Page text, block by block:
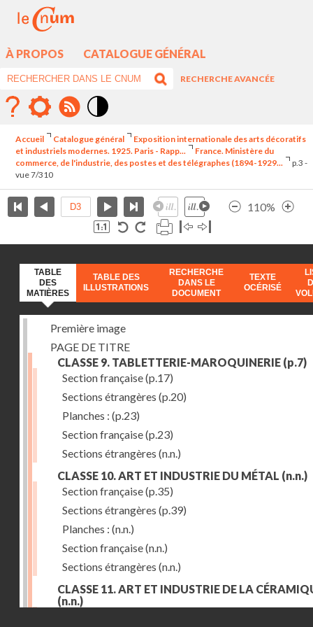
À PROPOS CATALOGUE GÉNÉRAL
RECHERCHE AVANCÉE
élévé
Accueil Catalogue général
Exposition internationale des arts décoratifs
et industriels modernes. 1925. Paris - Rapp...
France. Ministère du
commerce, de l'industrie, des postes et des télégraphes (1894-1929...
p.3 -
vue 7/310
110%
TABLE
DES
MATIÈRES
TABLE DES
ILLUSTRATIONS
RECHERCHE
DANS LE
DOCUMENT
TEXTE
OCÉRISÉ
Première image
PAGE DE TITRE
CLASSE 9. TABLETTERIE-MAROQUINERIE (p.7)
Section française(p.17)
Sections étrangères (p.20)
Planches : (p.23)
Section française(p.23)
Sections étrangères (n.n.)
CLASSE 10. ART ET INDUSTRIE DU MÉTAL (n.n.)
Section française(p.35)
Sections étrangères (p.39)
Planches : (n.n.)
Section française(n.n.)
Sections étrangères (n.n.)
CLASSE 11. ART ET INDUSTRIE DE LA
(n.n.)